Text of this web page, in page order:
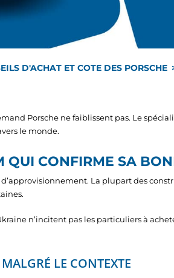
D'ACHAT ET COTE DES PORSCHE
Porsche ne faiblissent pas. Le
le monde.
QUI CONFIRME SA
La plupart des
n’incitent pas les particuliers à
LE CONTEXTE